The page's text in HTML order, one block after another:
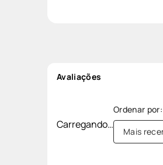
Avaliações
Carregando…
Mais